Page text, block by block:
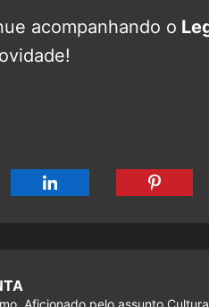
acompanhando o